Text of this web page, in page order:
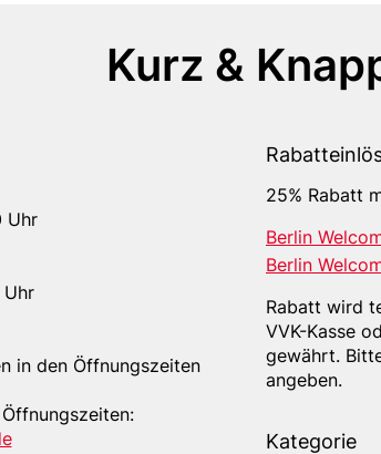
Kurz &
Uhr
Uhr
in den Öffnungszeiten
25% Rabatt
Berlin
Berlin
Rabatt wird
VVK-Kasse
gewährt.
angeben.
Kategorie